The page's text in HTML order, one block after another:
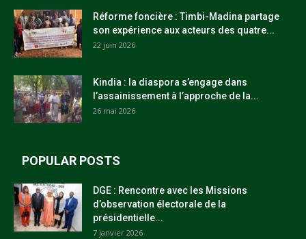
Réforme foncière : Timbi-Madina partage
son expérience aux acteurs des quatre...
22 juin 2026
Kindia : la diaspora s’engage dans
l’assainissement à l’approche de la...
26 mai 2026
POPULAR POSTS
DGE : Rencontre avec les Missions
d’observation électorale de la
présidentielle...
7 janvier 2026